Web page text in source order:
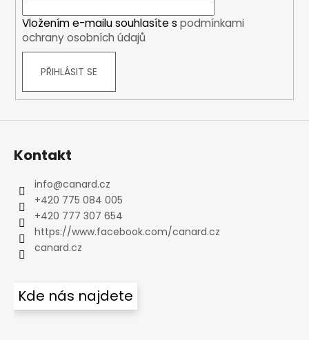
Vložením e-mailu souhlasíte s podmínkami
ochrany osobních údajů
PŘIHLÁSIT SE
Kontakt
info@canard.cz
+420 775 084 005
+420 777 307 654
https://www.facebook.com/canard.cz
canard.cz
Kde nás najdete